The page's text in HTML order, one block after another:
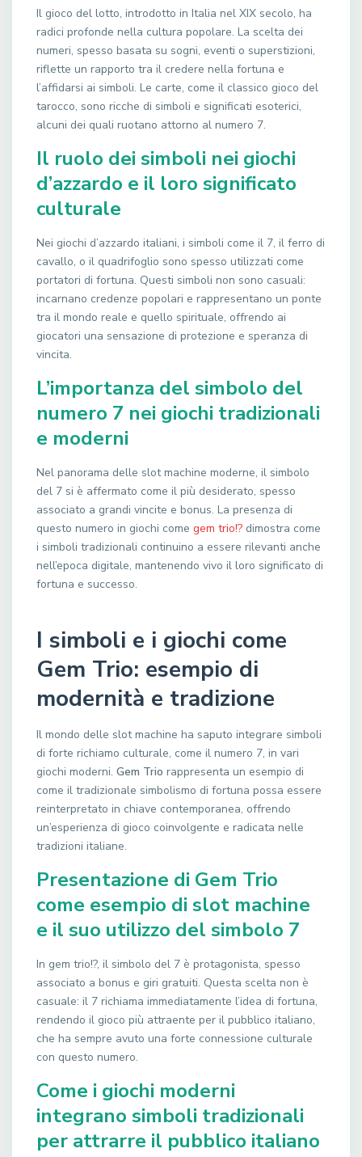
Il gioco del lotto, introdotto in Italia nel XIX secolo, ha
radici profonde nella cultura popolare. La scelta dei
numeri, spesso basata su sogni, eventi o superstizioni,
riflette un rapporto tra il credere nella fortuna e
l’affidarsi ai simboli. Le carte, come il classico gioco del
tarocco, sono ricche di simboli e significati esoterici,
alcuni dei quali ruotano attorno al numero 7.
Il ruolo dei simboli nei giochi
d’azzardo e il loro significato
culturale
Nei giochi d’azzardo italiani, i simboli come il 7, il ferro di
cavallo, o il quadrifoglio sono spesso utilizzati come
portatori di fortuna. Questi simboli non sono casuali:
incarnano credenze popolari e rappresentano un ponte
tra il mondo reale e quello spirituale, offrendo ai
giocatori una sensazione di protezione e speranza di
vincita.
L’importanza del simbolo del
numero 7 nei giochi tradizionali
e moderni
Nel panorama delle slot machine moderne, il simbolo
del 7 si è affermato come il più desiderato, spesso
associato a grandi vincite e bonus. La presenza di
questo numero in giochi come gem trio!? dimostra come
i simboli tradizionali continuino a essere rilevanti anche
nell’epoca digitale, mantenendo vivo il loro significato di
fortuna e successo.
I simboli e i giochi come
Gem Trio: esempio di
modernità e tradizione
Il mondo delle slot machine ha saputo integrare simboli
di forte richiamo culturale, come il numero 7, in vari
giochi moderni. Gem Trio rappresenta un esempio di
come il tradizionale simbolismo di fortuna possa essere
reinterpretato in chiave contemporanea, offrendo
un’esperienza di gioco coinvolgente e radicata nelle
tradizioni italiane.
Presentazione di Gem Trio
come esempio di slot machine
e il suo utilizzo del simbolo 7
In gem trio!?, il simbolo del 7 è protagonista, spesso
associato a bonus e giri gratuiti. Questa scelta non è
casuale: il 7 richiama immediatamente l’idea di fortuna,
rendendo il gioco più attraente per il pubblico italiano,
che ha sempre avuto una forte connessione culturale
con questo numero.
Come i giochi moderni
integrano simboli tradizionali
per attrarre il pubblico italiano